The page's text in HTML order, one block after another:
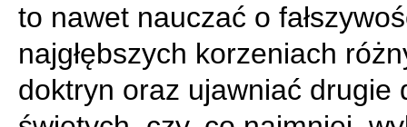
to nawet nauczać o
najgłębszych korzeniach
doktryn oraz ujawniać drugie